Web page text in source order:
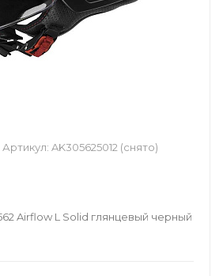
Артикул: AK305625012 (снято)
Airflow L Solid глянцевый черный